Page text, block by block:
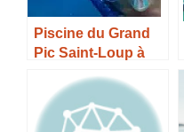
Piscine du Grand
Pic Saint-Loup à
Tréviers – Horaires,
Tarifs et Infos –